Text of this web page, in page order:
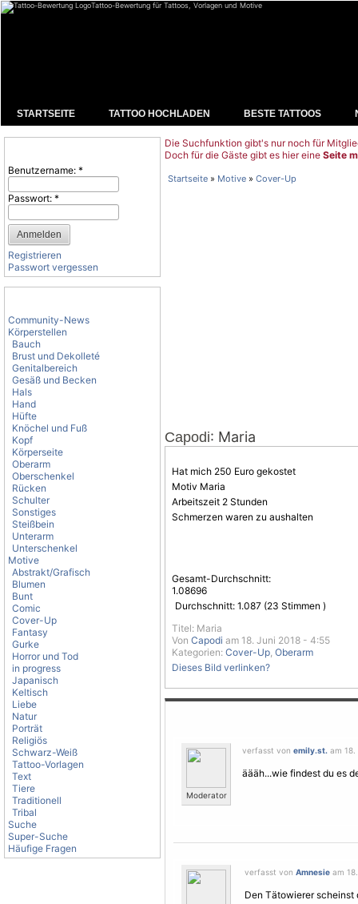
Tattoo-Bewertung für Tattoos, Vorlagen und Motive
STARTSEITE TATTOO HOCHLADEN BESTE TATTOOS
Benutzername: *
Passwort: *
Registrieren
Passwort vergessen
Community-News
Körperstellen
Bauch
Brust und Dekolleté
Genitalbereich
Gesäß und Becken
Hals
Hand
Hüfte
Knöchel und Fuß
Kopf
Körperseite
Oberarm
Oberschenkel
Rücken
Schulter
Sonstiges
Steißbein
Unterarm
Unterschenkel
Motive
Abstrakt/Grafisch
Blumen
Bunt
Comic
Cover-Up
Fantasy
Gurke
Horror und Tod
in progress
Japanisch
Keltisch
Liebe
Natur
Porträt
Religiös
Schwarz-Weiß
Tattoo-Vorlagen
Text
Tiere
Traditionell
Tribal
Suche
Super-Suche
Häufige Fragen
Die Suchfunktion gibt's nur noch für
Doch für die Gäste gibt es hier eine Seite
Startseite » Motive » Cover-Up
Capodi: Maria
Hat mich 250 Euro gekostet
Motiv Maria
Arbeitszeit 2 Stunden
Schmerzen waren zu aushalten
Gesamt-Durchschnitt:
1.08696
Durchschnitt: 1.087 (23 Stimmen )
Titel: Maria
Von Capodi am 18. Juni 2018 - 4:55
Kategorien: Cover-Up, Oberarm
Dieses Bild verlinken?
Moderator
verfasst von emily.st. am 18.
äääh...wie findest du es
verfasst von Amnesie am
Den Tätowierer scheinst